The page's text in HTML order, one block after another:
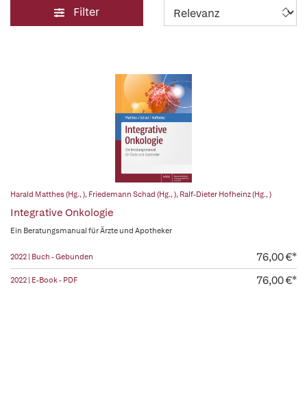
Filter
Harald Matthes (Hg., ), Friedemann Schad (Hg., ), Ralf-Dieter Hofheinz (Hg., )
Integrative Onkologie
Ein Beratungsmanual für Ärzte und Apotheker
2022 | Buch - Gebunden 76,00 €*
2022 | E-Book - PDF 76,00 €*